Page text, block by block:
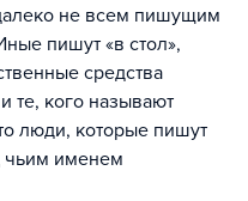
не всем пишущим
пишут «в стол»,
средства
те, кого называют
люди, которые пишут
чьим именем